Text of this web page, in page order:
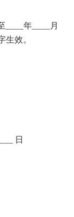
____年____月
生效。
日